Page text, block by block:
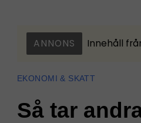
ANNONS Innehåll
EKONOMI & SKATT
Så tar